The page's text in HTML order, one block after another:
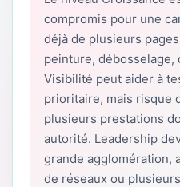
compromis pour une
déjà de plusieurs
peinture, débosselage,
Visibilité peut aider à
prioritaire, mais risque
plusieurs prestations
autorité. Leadership
grande agglomération,
de réseaux ou